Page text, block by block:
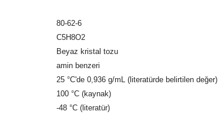
80-62-6
C5H8O2
Beyaz kristal tozu
amin benzeri
25 °C'de 0,936 g/mL (literatürde belirtilen değer)
100 °C (kaynak)
-48 °C (literatür)